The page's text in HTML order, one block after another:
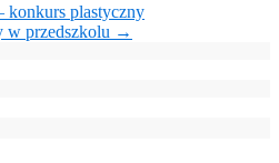
konkurs plastyczny
w przedszkolu →